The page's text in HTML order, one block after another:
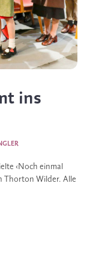
ins
‹Noch einmal
Thorton Wilder. Alle